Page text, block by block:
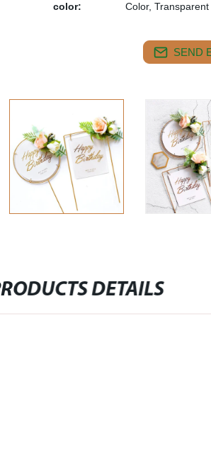
color:
Color,
SEND
DETAILS